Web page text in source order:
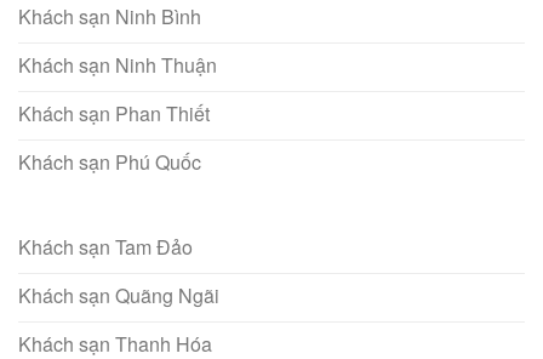
Khách sạn Ninh Bình
Khách sạn Ninh Thuận
Khách sạn Phan Thiết
Khách sạn Phú Quốc
Khách sạn Tam Đảo
Khách sạn Quãng Ngãi
Khách sạn Thanh Hóa